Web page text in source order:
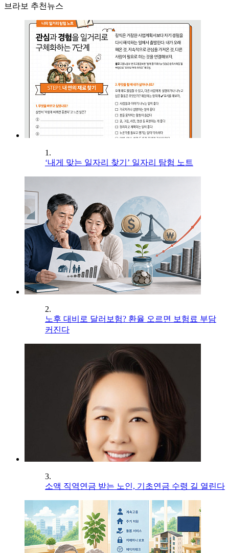
브라보 추천뉴스
1.
‘내게 맞는 일자리 찾기’ 일자리 탐험 노트
2.
노후 대비로 달러보험? 환율 오르면 보험료 부담
커진다
3.
소액 직역연금 받는 노인, 기초연금 수령 길 열린다